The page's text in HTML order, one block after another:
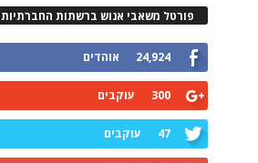
פורטל משאבי אנוש ברשתות החברתיות
24,924 אוהדים
300 עוקבים
47 עוקבים